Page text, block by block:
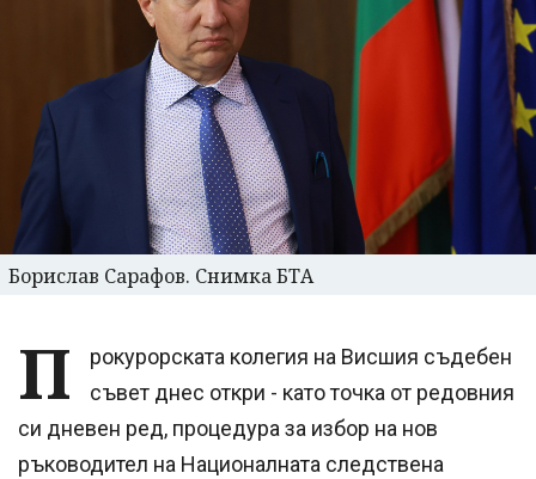
Борислав Сарафов. Снимка БТА
П
рокурорската колегия на Висшия съдебен
съвет днес откри - като точка от редовния
си дневен ред, процедура за избор на нов
ръководител на Националната следствена